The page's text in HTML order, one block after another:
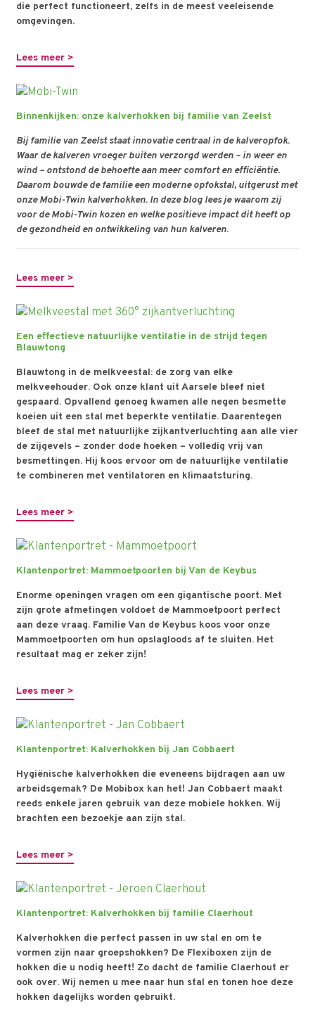
die perfect functioneert, zelfs in de meest veeleisende
omgevingen.
Lees meer >
Binnenkijken: onze kalverhokken bij familie van Zeelst
Bij familie van Zeelst staat innovatie centraal in de kalveropfok.
Waar de kalveren vroeger buiten verzorgd werden – in weer en
wind – ontstond de behoefte aan meer comfort en efficiëntie.
Daarom bouwde de familie een moderne opfokstal, uitgerust met
onze Mobi-Twin kalverhokken. In deze blog lees je waarom zij
voor de Mobi-Twin kozen en welke positieve impact dit heeft op
de gezondheid en ontwikkeling van hun kalveren.
Lees meer >
Een effectieve natuurlijke ventilatie in de strijd tegen
Blauwtong
Blauwtong in de melkveestal: de zorg van elke
melkveehouder. Ook onze klant uit Aarsele bleef niet
gespaard. Opvallend genoeg kwamen alle negen besmette
koeien uit een stal met beperkte ventilatie. Daarentegen
bleef de stal met natuurlijke zijkantverluchting aan alle vier
de zijgevels – zonder dode hoeken – volledig vrij van
besmettingen. Hij koos ervoor om de natuurlijke ventilatie
te combineren met ventilatoren en klimaatsturing.
Lees meer >
Klantenportret: Mammoetpoorten bij Van de Keybus
Enorme openingen vragen om een gigantische poort. Met
zijn grote afmetingen voldoet de Mammoetpoort perfect
aan deze vraag. Familie Van de Keybus koos voor onze
Mammoetpoorten om hun opslagloods af te sluiten. Het
resultaat mag er zeker zijn!
Lees meer >
Klantenportret: Kalverhokken bij Jan Cobbaert
Hygiënische kalverhokken die eveneens bijdragen aan uw
arbeidsgemak? De Mobibox kan het! Jan Cobbaert maakt
reeds enkele jaren gebruik van deze mobiele hokken. Wij
brachten een bezoekje aan zijn stal.
Lees meer >
Klantenportret: Kalverhokken bij familie Claerhout
Kalverhokken die perfect passen in uw stal en om te
vormen zijn naar groepshokken? De Flexiboxen zijn de
hokken die u nodig heeft! Zo dacht de familie Claerhout er
ook over. Wij nemen u mee naar hun stal en tonen hoe deze
hokken dagelijks worden gebruikt.